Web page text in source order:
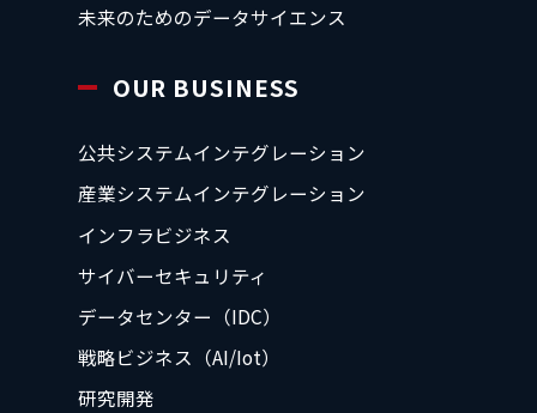
未来のためのデータサイエンス
OUR BUSINESS
公共システムインテグレーション
産業システムインテグレーション
インフラビジネス
サイバーセキュリティ
データセンター（IDC）
戦略ビジネス（AI/Iot）
研究開発